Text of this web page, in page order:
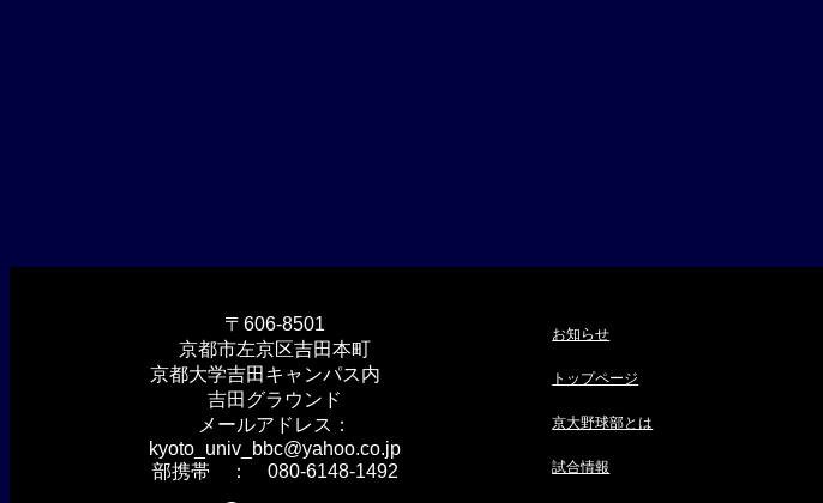
〒606-8501
京都市左京区吉田本町
京都大学吉田キャンパス内
吉田グラウンド
メールアドレス：
kyoto_univ_bbc@yahoo.co.jp
部携帯 ： 080-6148-1492
お知らせ
トップページ
京大野球部とは
試合情報